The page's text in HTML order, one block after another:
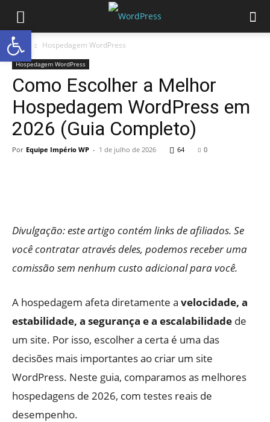
Início Hospedagem WordPress
Hospedagem WordPress
Como Escolher a Melhor
Hospedagem WordPress em
2026 (Guia Completo)
Por Equipe Império WP - 1 de julho de 2026 64 0
Divulgação: este artigo contém links de afiliados. Se
você contratar através deles, podemos receber uma
comissão sem nenhum custo adicional para você.
A hospedagem afeta diretamente a velocidade, a
estabilidade, a segurança e a escalabilidade de
um site. Por isso, escolher a certa é uma das
decisões mais importantes ao criar um site
WordPress. Neste guia, comparamos as melhores
hospedagens de 2026, com testes reais de
desempenho.
Abrir a barra de ferramentas